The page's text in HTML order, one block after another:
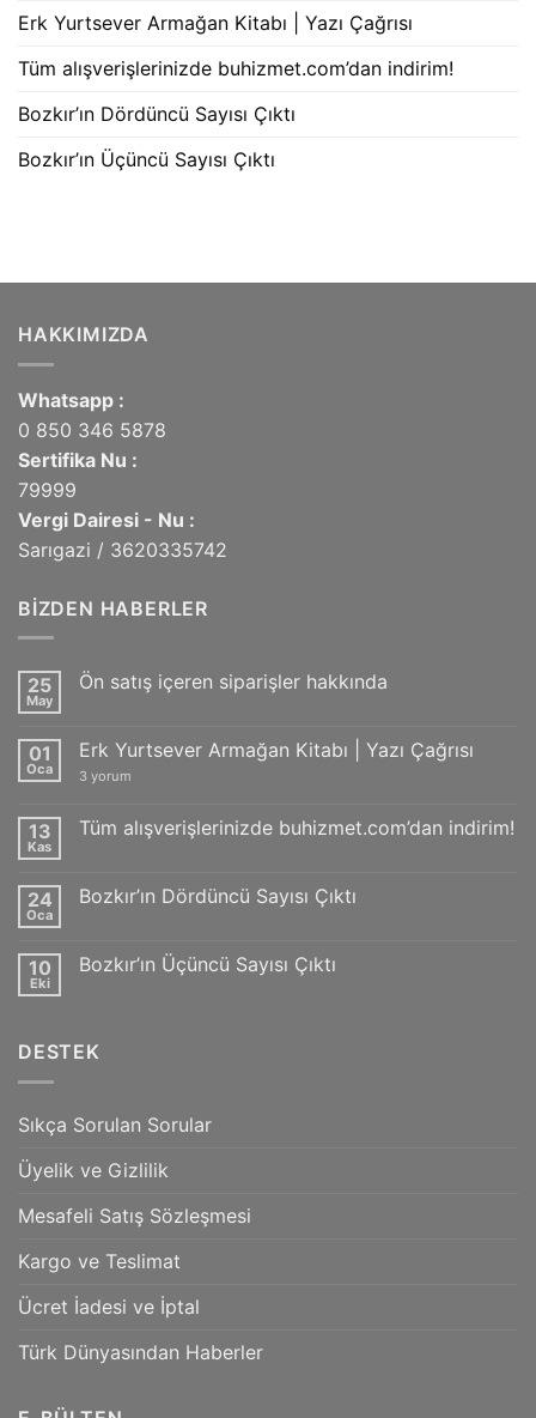
Erk Yurtsever Armağan Kitabı | Yazı Çağrısı
Tüm alışverişlerinizde buhizmet.com’dan indirim!
Bozkır’ın Dördüncü Sayısı Çıktı
Bozkır’ın Üçüncü Sayısı Çıktı
HAKKIMIZDA
Whatsapp :
0 850 346 5878
Sertifika Nu :
79999
Vergi Dairesi - Nu :
Sarıgazi / 3620335742
BIZDEN HABERLER
25
May
Ön satış içeren siparişler hakkında
satış
içeren
siparişler
01
Oca
Erk Yurtsever Armağan Kitabı | Yazı Çağrısı
Erk
Kitabı
3 yorum
13
Kas
Tüm alışverişlerinizde buhizmet.com’dan indirim!
alışverişlerinizde
24
Oca
Bozkır’ın Dördüncü Sayısı Çıktı
Dördüncü
10
Eki
Bozkır’ın Üçüncü Sayısı Çıktı
Sayısı
DESTEK
Sıkça Sorulan Sorular
Üyelik ve Gizlilik
Mesafeli Satış Sözleşmesi
Kargo ve Teslimat
Ücret İadesi ve İptal
Türk Dünyasından Haberler